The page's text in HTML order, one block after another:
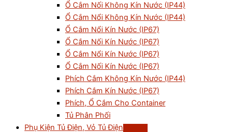
Ổ Cắm Nối Không Kín Nước (IP44)
Ổ Cắm Nổi Không Kín Nước (IP44)
Ổ Cắm Nổi Kín Nước (IP67)
Ổ Cắm Nối Kín Nước (IP67)
Ổ Cắm Nổi Kín Nước (IP67)
Ổ Cắm Nối Kín Nước (IP67)
Phích Cắm Không Kín Nước (IP44)
Phích Cắm Kín Nước (IP67)
Phích, Ổ Cắm Cho Container
Tủ Phân Phối
Phụ Kiện Tủ Điện, Vỏ Tủ Điện